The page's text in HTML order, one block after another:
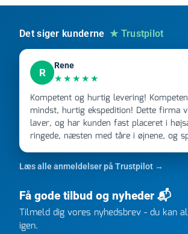
Det siger kunderne ★ Trustpilot
R
Rene
★★★★★
Kompetent og hurtig levering! Kompetent og, ikke
mindst, hurtig ekspedition! Dette firma
laver, og har kunden fast placeret i
ringede, næsten med tåre i øjnene, og
kunne levere en stor ordre, fordi
kunne overholde en 2 måneder gammel
ringede onsdag kl 16, og min store
efter kl 6.45! Kan slet ikke få armene
gang jeg skal bruge noget, vil jeg ringe
FØRST. De varmeste og venligste
Læs alle anmeldelser på Trustpilot →
Få gode tilbud og nyheder 📬
Tilmeld dig vores nyhedsbrev - du kan
igen.